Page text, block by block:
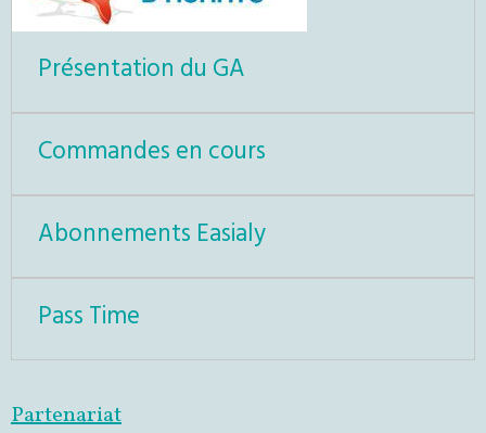
Présentation du GA
Commandes en cours
Abonnements Easialy
Pass Time
Partenariat